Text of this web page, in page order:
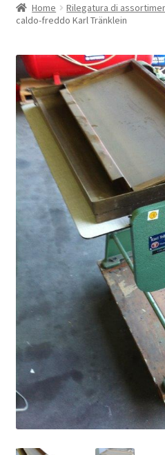
Ricerca
Home Rilegatura di
caldo-freddo Karl Tränklein